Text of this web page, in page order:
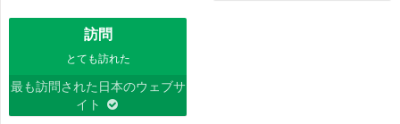
訪問
とても訪れた
最も訪問された日本のウェブサ
イト